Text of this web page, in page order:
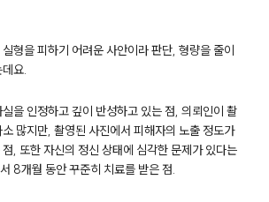
형을 피하기 어려운 사안이라 판단, 형량을 줄이
요.
을 인정하고 깊이 반성하고 있는 점, 의뢰인이 촬
많지만, 촬영된 사진에서 피해자의 노출 정도가
, 또한 자신의 정신 상태에 심각한 문제가 있다는
8개월 동안 꾸준히 치료를 받은 점.